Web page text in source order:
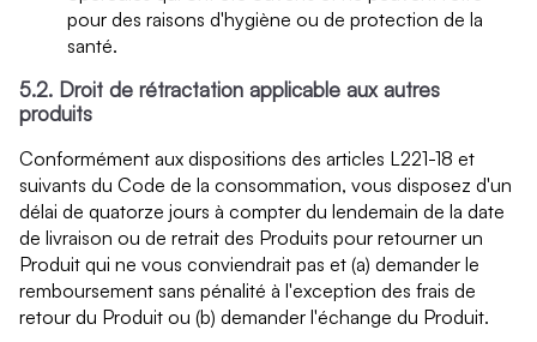
pour des raisons d'hygiène ou de protection de la
santé.
5.2. Droit de rétractation applicable aux autres
produits
Conformément aux dispositions des articles L221-18 et
suivants du Code de la consommation, vous disposez d'un
délai de quatorze jours à compter du lendemain de la date
de livraison ou de retrait des Produits pour retourner un
Produit qui ne vous conviendrait pas et (a) demander le
remboursement sans pénalité à l'exception des frais de
retour du Produit ou (b) demander l'échange du Produit.